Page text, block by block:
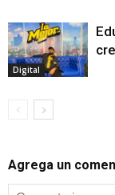
Digital
Agrega un